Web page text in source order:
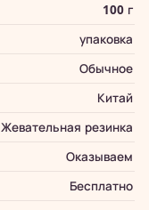
100 г
упаковка
Обычное
Китай
Жевательная резинка
Оказываем
Бесплатно